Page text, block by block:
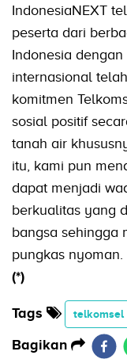
IndonesiaNEXT
peserta dari
Indonesia
internasional
komitmen
sosial positif
tanah air
itu, kami pun
dapat menjadi
berkualitas yang
bangsa sehingga
pungkas nyoman.
(*)
Tags telkomsel
Bagikan